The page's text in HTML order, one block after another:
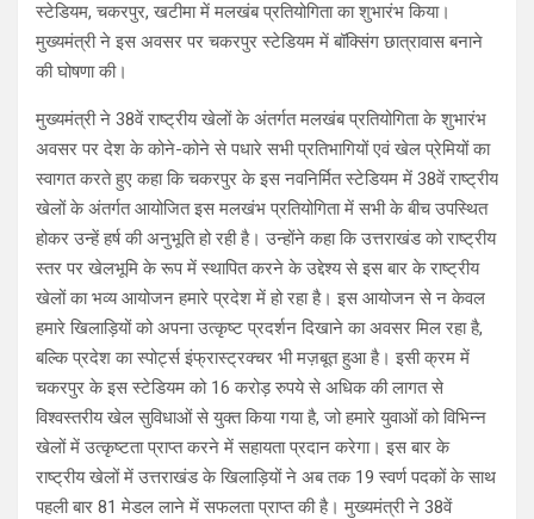
स्टेडियम, चकरपुर, खटीमा में मलखंब प्रतियोगिता का शुभारंभ किया।
मुख्यमंत्री ने इस अवसर पर चकरपुर स्टेडियम में बॉक्सिंग छात्रावास बनाने
की घोषणा की।
मुख्यमंत्री ने 38वें राष्ट्रीय खेलों के अंतर्गत मलखंब प्रतियोगिता के शुभारंभ
अवसर पर देश के कोने-कोने से पधारे सभी प्रतिभागियों एवं खेल प्रेमियों का
स्वागत करते हुए कहा कि चकरपुर के इस नवनिर्मित स्टेडियम में 38वें राष्ट्रीय
खेलों के अंतर्गत आयोजित इस मलखंभ प्रतियोगिता में सभी के बीच उपस्थित
होकर उन्हें हर्ष की अनुभूति हो रही है। उन्होंने कहा कि उत्तराखंड को राष्ट्रीय
स्तर पर खेलभूमि के रूप में स्थापित करने के उद्देश्य से इस बार के राष्ट्रीय
खेलों का भव्य आयोजन हमारे प्रदेश में हो रहा है। इस आयोजन से न केवल
हमारे खिलाड़ियों को अपना उत्कृष्ट प्रदर्शन दिखाने का अवसर मिल रहा है,
बल्कि प्रदेश का स्पोर्ट्स इंफ्रास्ट्रक्चर भी मज़बूत हुआ है। इसी क्रम में
चकरपुर के इस स्टेडियम को 16 करोड़ रुपये से अधिक की लागत से
विश्वस्तरीय खेल सुविधाओं से युक्त किया गया है, जो हमारे युवाओं को विभिन्न
खेलों में उत्कृष्टता प्राप्त करने में सहायता प्रदान करेगा। इस बार के
राष्ट्रीय खेलों में उत्तराखंड के खिलाड़ियों ने अब तक 19 स्वर्ण पदकों के साथ
पहली बार 81 मेडल लाने में सफलता प्राप्त की है। मुख्यमंत्री ने 38वें